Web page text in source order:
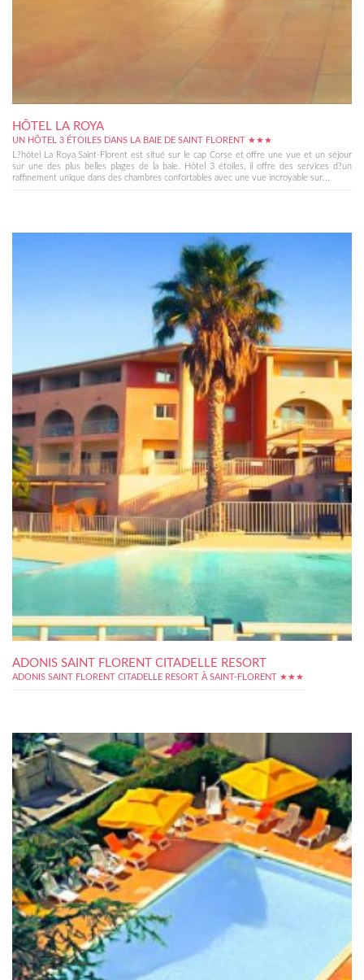
HÔTEL LA ROYA
UN HÔTEL 3 ÉTOILES DANS LA BAIE DE SAINT FLORENT ★★★
L?hôtel La Roya Saint-Florent est situé sur le cap Corse et offre une vue et un séjour
sur une des plus belles plages de la baie. Hôtel 3 étoiles, il offre des services d?un
raffinement unique dans des chambres confortables avec une vue incroyable sur...
ADONIS SAINT FLORENT CITADELLE RESORT
ADONIS SAINT FLORENT CITADELLE RESORT À SAINT-FLORENT ★★★